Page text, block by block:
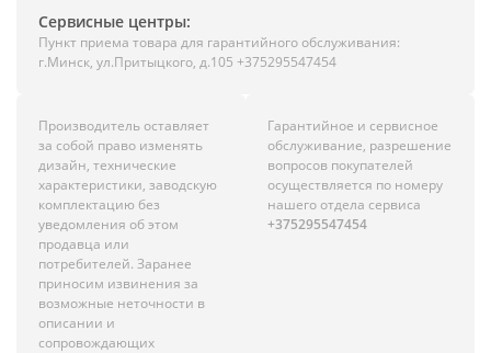
Сервисные центры:
Пункт приема товара для гарантийного обслуживания:
г.Минск, ул.Притыцкого, д.105 +375295547454
Производитель оставляет
за собой право изменять
дизайн, технические
характеристики, заводскую
комплектацию без
уведомления об этом
продавца или
потребителей. Заранее
приносим извинения за
возможные неточности в
описании и
сопровождающих
Гарантийное и сервисное
обслуживание, разрешение
вопросов покупателей
осуществляется по номеру
нашего отдела сервиса
+375295547454